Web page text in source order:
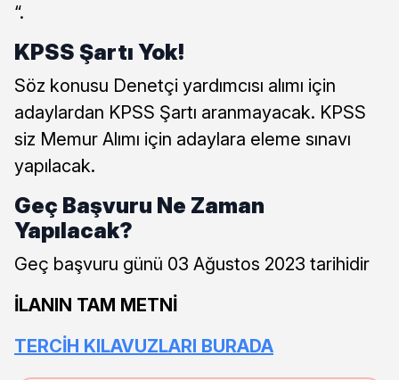
“.
KPSS Şartı Yok!
Söz konusu Denetçi yardımcısı alımı için
adaylardan KPSS Şartı aranmayacak. KPSS
siz Memur Alımı için adaylara eleme sınavı
yapılacak.
Geç Başvuru Ne Zaman
Yapılacak?
Geç başvuru günü 03 Ağustos 2023 tarihidir
İLANIN TAM METNİ
TERCİH KILAVUZLARI BURADA